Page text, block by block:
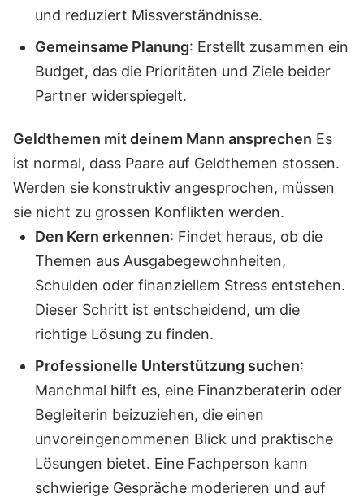
und reduziert Missverständnisse.
Gemeinsame Planung: Erstellt zusammen ein
Budget, das die Prioritäten und Ziele beider
Partner widerspiegelt.
Geldthemen mit deinem Mann ansprechen Es
ist normal, dass Paare auf Geldthemen stossen.
Werden sie konstruktiv angesprochen, müssen
sie nicht zu grossen Konflikten werden.
Den Kern erkennen: Findet heraus, ob die
Themen aus Ausgabegewohnheiten,
Schulden oder finanziellem Stress entstehen.
Dieser Schritt ist entscheidend, um die
richtige Lösung zu finden.
Professionelle Unterstützung suchen:
Manchmal hilft es, eine Finanzberaterin oder
Begleiterin beizuziehen, die einen
unvoreingenommenen Blick und praktische
Lösungen bietet. Eine Fachperson kann
schwierige Gespräche moderieren und auf